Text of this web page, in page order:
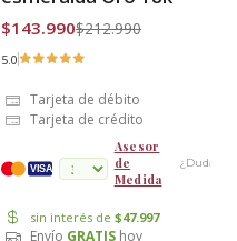
cuotas
$143.990$212.990
5.0
Tarjeta de débito
Tarjeta de crédito
VISA
Asesor
de
Medida
¿Dudas?
sin interés de $47.997
Envío GRATIS hoy